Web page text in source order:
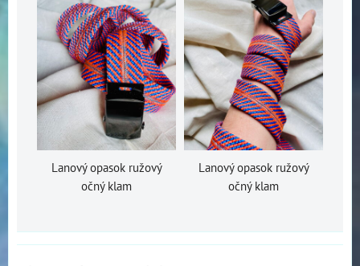
Lanový opasok ružový
očný klam
Lanový opasok ružový
očný klam